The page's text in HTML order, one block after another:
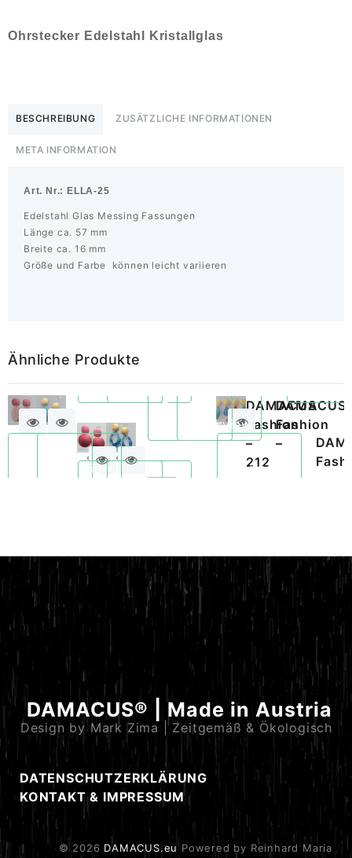
Ohrstecker Edelstahl Kristallglas
BESCHREIBUNG ZUSÄTZLICHE INFORMATIONEN
META INFORMATION
Art. Nr.: ELLA-25
Edelstahl Glas Messing Fassungen
Länge ca. 57 mm
Breite ca. 16 mm
Größe und Farbe können leicht variieren
Ähnliche Produkte
Quickview
DAMACUS
Fashion
–
Alu
Acryl
Quickview
DAMACUS
Fashion
TEAR
Quickview
DAMACUS
Fashion
–
212
Quickview
DAMACUS
Fashion
–
KATE
Quickview
DAMACUS® | Made in Austria
Design by Mark Zima | Zeitgemäß & Ökologisch
DATENSCHUTZERKLÄRUNG
KONTAKT & IMPRESSUM
© 2026 DAMACUS.eu Powered by Reinhard Maria